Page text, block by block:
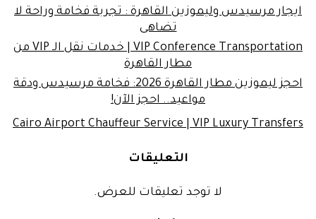
ايجار مرسيدس وليموزين القاهرة : تجربة فخامة وراحة لا
تضاهى
VIP Conference Transportation | خدمات نقل الـ VIP من
مطار القاهرة
احجز ليموزين مطار القاهرة 2026: فخامة مرسيدس ودقة
مواعيد.. احجز الآن!
Cairo Airport Chauffeur Service | VIP Luxury Transfers
التعليقات
لا توجد تعليقات للعرض.